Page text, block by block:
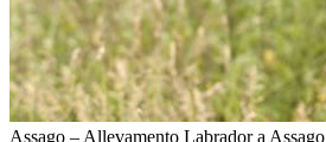
Assago – Allevamento Labrador a Assago